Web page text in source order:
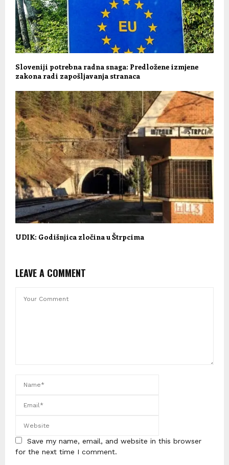
Sloveniji potrebna radna snaga: Predložene izmjene
zakona radi zapošljavanja stranaca
UDIK: Godišnjica zločina u Štrpcima
LEAVE A COMMENT
Save my name, email, and website in this browser
for the next time I comment.